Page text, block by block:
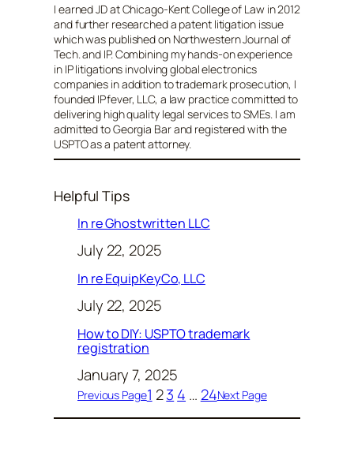
I earned JD at Chicago-Kent College of Law in 2012
and further researched a patent litigation issue
which was published on Northwestern Journal of
Tech. and IP. Combining my hands-on experience
in IP litigations involving global electronics
companies in addition to trademark prosecution, I
founded IPfever, LLC, a law practice committed to
delivering high quality legal services to SMEs. I am
admitted to Georgia Bar and registered with the
USPTO as a patent attorney.
Helpful Tips
In re Ghostwritten LLC
July 22, 2025
In re EquipKeyCo, LLC
July 22, 2025
How to DIY: USPTO trademark
registration
January 7, 2025
Previous Page1 23 4 … 24Next Page